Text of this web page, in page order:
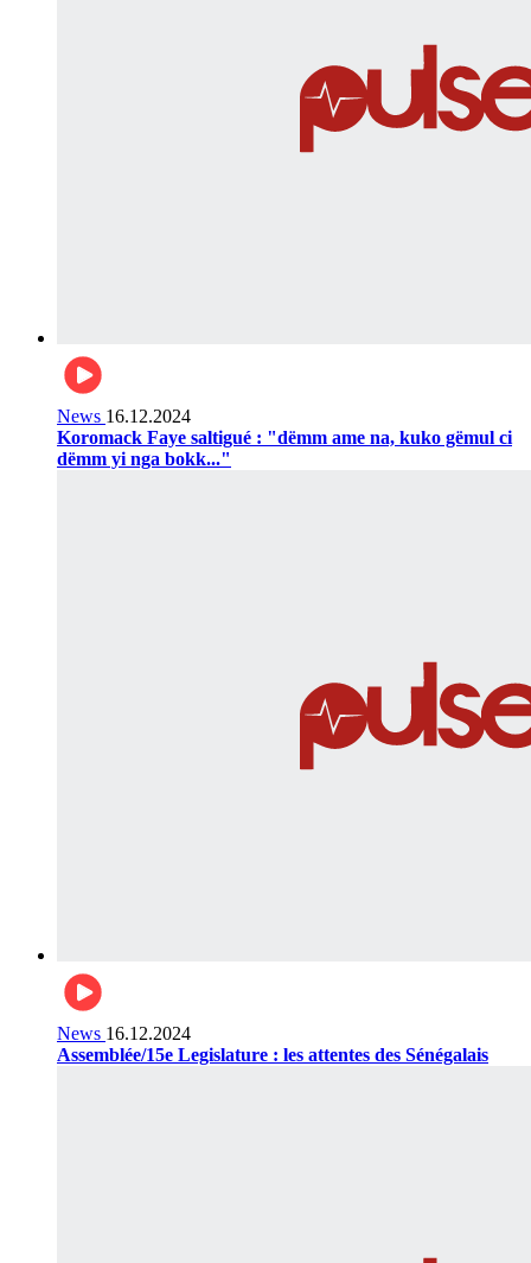
News 16.12.2024
Koromack Faye saltigué : "dëmm ame na, kuko gëmul ci
dëmm yi nga bokk..."
News 16.12.2024
Assemblée/15e Legislature : les attentes des Sénégalais